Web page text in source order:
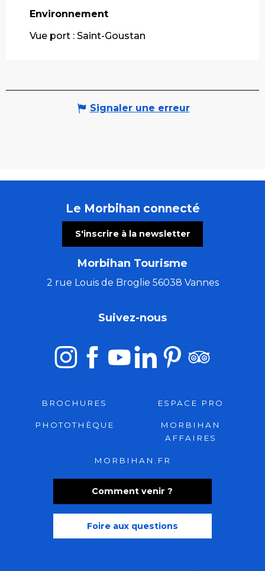
Environnement
Environnement
Vue port : Saint-Goustan
Signaler une erreur
Le Morbihan connecté
S'inscrire à la newsletter
Morbihan Tourisme
2 rue Louis de Broglie 56038 Vannes
Comment venir ?
Foire aux questions
Suivez-nous
BROCHURES ESPACE PRO
PHOTOTHÈQUE
MORBIHAN
AFFAIRES
MORBIHAN.FR